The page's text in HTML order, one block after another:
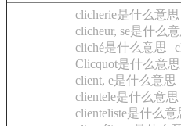
clicherie是什么意思
clicheur, se是什么
cliché是什么意思
Clicquot是什么意思
client, e是什么意思
clientele是什么意思
clienteliste是什么意